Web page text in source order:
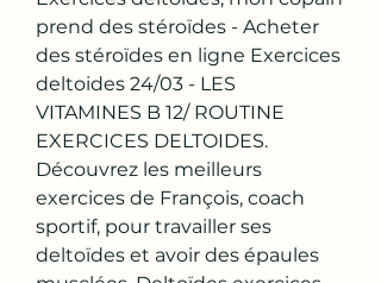
prend des stéroïdes - Acheter
des stéroïdes en ligne Exercices
deltoides 24/03 - LES
VITAMINES B 12/ ROUTINE
EXERCICES DELTOIDES.
Découvrez les meilleurs
exercices de François, coach
sportif, pour travailler ses
deltoïdes et avoir des épaules